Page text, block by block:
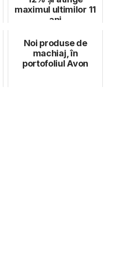
maximul ultimilor 11
ani
Noi produse de
machiaj, în
portofoliul Avon